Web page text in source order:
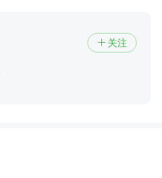
 关注